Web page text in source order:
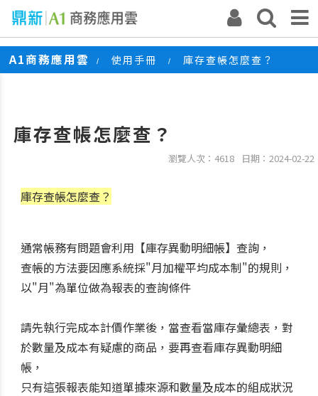
A1商務應用雲 / 使用手冊 / 庫存查帳怎麼查？
庫存查帳怎麼查？
瀏覽人次：4618 日期：2024-02-22
庫存查帳怎麼查？
通常帳務有問題會利用【庫存異動明細帳】查詢，
查帳的方法要因應系統採"月加權平均成本制"的規則，
以"月"為單位做為報表的查詢條件
請先執行完成本計價作業後，當查看當庫存彙總表，對
於數量及成本有疑慮的商品，要再查看庫存異動明細
帳，
只有這張報表能知道單據來源和數量及成本的組成狀況